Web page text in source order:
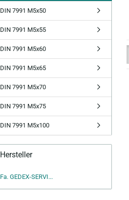
DIN 7991 M5x50
DIN 7991 M5x55
DIN 7991 M5x60
DIN 7991 M5x65
DIN 7991 M5x70
DIN 7991 M5x75
DIN 7991 M5x100
Hersteller
Fa. GEDEX-SERVI...